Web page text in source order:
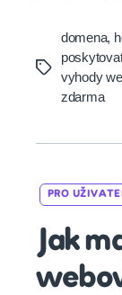
Tags
domena,
vyhody
zdarma
PRO
Jak